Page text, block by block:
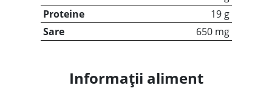
Proteine
19 g
Sare
650 mg
Informații aliment